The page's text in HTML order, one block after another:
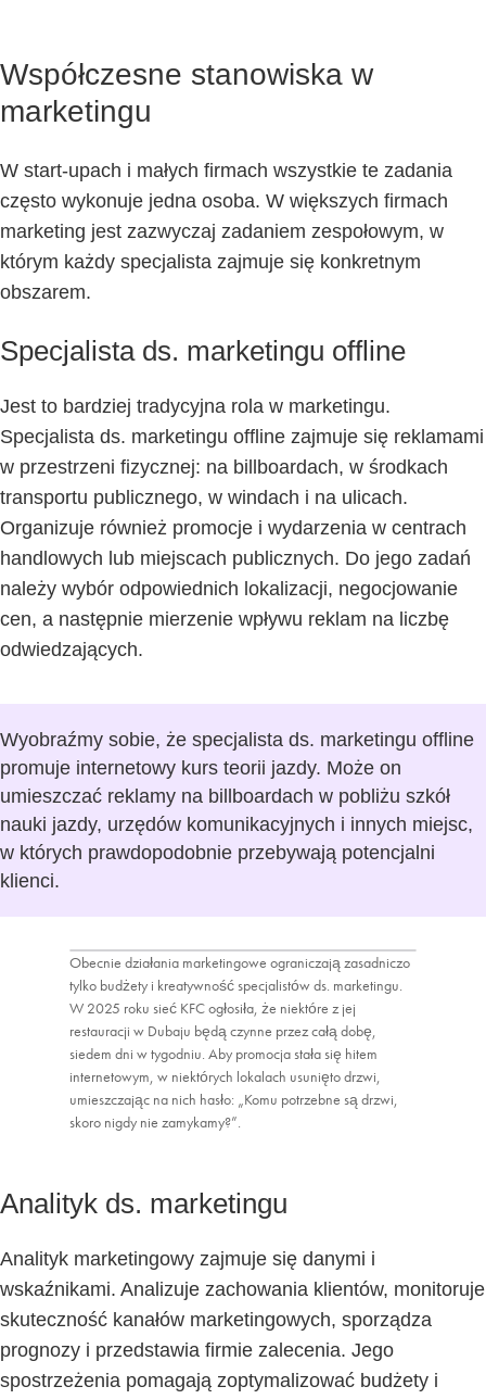
Współczesne stanowiska w
marketingu
W start-upach i małych firmach wszystkie te zadania
często wykonuje jedna osoba. W większych firmach
marketing jest zazwyczaj zadaniem zespołowym, w
którym każdy specjalista zajmuje się konkretnym
obszarem.
Specjalista ds. marketingu offline
Jest to bardziej tradycyjna rola w marketingu.
Specjalista ds. marketingu offline zajmuje się reklamami
w przestrzeni fizycznej: na billboardach, w środkach
transportu publicznego, w windach i na ulicach.
Organizuje również promocje i wydarzenia w centrach
handlowych lub miejscach publicznych. Do jego zadań
należy wybór odpowiednich lokalizacji, negocjowanie
cen, a następnie mierzenie wpływu reklam na liczbę
odwiedzających.
Wyobraźmy sobie, że specjalista ds. marketingu offline
promuje internetowy kurs teorii jazdy. Może on
umieszczać reklamy na billboardach w pobliżu szkół
nauki jazdy, urzędów komunikacyjnych i innych miejsc,
w których prawdopodobnie przebywają potencjalni
klienci.
Obecnie działania marketingowe ograniczają zasadniczo
tylko budżety i kreatywność specjalistów ds. marketingu.
W 2025 roku sieć KFC ogłosiła, że niektóre z jej
restauracji w Dubaju będą czynne przez całą dobę,
siedem dni w tygodniu. Aby promocja stała się hitem
internetowym, w niektórych lokalach usunięto drzwi,
umieszczając na nich hasło: „Komu potrzebne są drzwi,
skoro nigdy nie zamykamy?”.
Analityk ds. marketingu
Analityk marketingowy zajmuje się danymi i
wskaźnikami. Analizuje zachowania klientów, monitoruje
skuteczność kanałów marketingowych, sporządza
prognozy i przedstawia firmie zalecenia. Jego
spostrzeżenia pomagają zoptymalizować budżety i